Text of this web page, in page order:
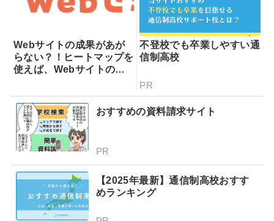
Webサイトの成果があが
らない？！ヒートマップを
使えば、Webサイトの課
プでできることを専門家が
分かりやすく解説！
不登校でも卒業しやすい通
信制高校
PR
おすすめの資料請求サイト
PR
【2025年最新】通信制高校おすす
めランキング